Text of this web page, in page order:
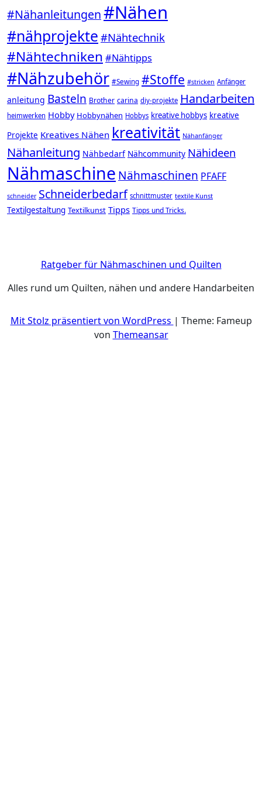
#Nähanleitungen#Nähen
#nähprojekte #Nähtechnik
#Nähtechniken #Nähtipps
#Nähzubehör #Sewing #Stoffe #stricken Anfänger
anleitung Basteln Brother carina diy-projekte Handarbeiten
heimwerken Hobby Hobbynähen Hobbys kreative hobbys kreative
Projekte Kreatives Nähen kreativität Nähanfänger
Nähanleitung Nähbedarf Nähcommunity Nähideen
Nähmaschine Nähmaschinen PFAFF
schneider Schneiderbedarf schnittmuster textile Kunst
Textilgestaltung Textilkunst Tipps Tipps und Tricks.
Ratgeber für Nähmaschinen und Quilten
Alles rund um Quilten, nähen und andere Handarbeiten
Mit Stolz präsentiert von WordPress | Theme: Fameup
von Themeansar